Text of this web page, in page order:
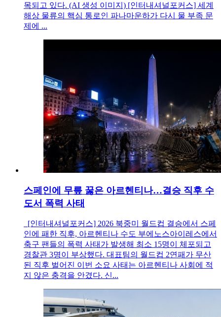
목되고 있다. (AI 생성 이미지) [인터내셔널포커스] 세계
해상 물류의 핵심 통로인 파나마운하가 다시 물 부족 문
제에 ...
스페인에 무릎 꿇은 아르헨티나…결승 직후 수
도서 폭력 사태
[인터내셔널포커스] 2026 북중미 월드컵 결승에서 스페
인에 패한 직후, 아르헨티나 수도 부에노스아이레스에서
축구 팬들의 폭력 사태가 발생해 최소 15명이 체포되고
경찰관 3명이 부상했다. 대표팀의 월드컵 2연패가 무산
된 직후 벌어진 이번 소요 사태는 아르헨티나 사회에 적
지 않은 충격을 안겼다. 신...